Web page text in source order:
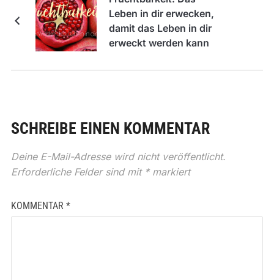
Leben in dir erwecken,
damit das Leben in dir
erweckt werden kann
SCHREIBE EINEN KOMMENTAR
Deine E-Mail-Adresse wird nicht veröffentlicht.
Erforderliche Felder sind mit *markiert
KOMMENTAR *